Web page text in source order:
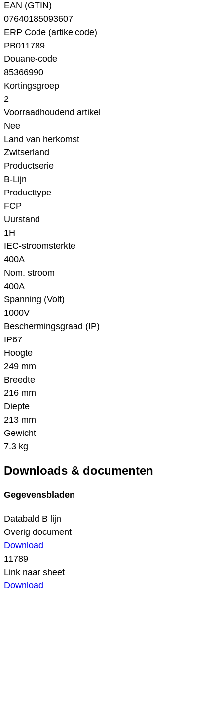
EAN (GTIN)
07640185093607
ERP Code (artikelcode)
PB011789
Douane-code
85366990
Kortingsgroep
2
Voorraadhoudend artikel
Nee
Land van herkomst
Zwitserland
Productserie
B-Lijn
Producttype
FCP
Uurstand
1H
IEC-stroomsterkte
400A
Nom. stroom
400A
Spanning (Volt)
1000V
Beschermingsgraad (IP)
IP67
Hoogte
249 mm
Breedte
216 mm
Diepte
213 mm
Gewicht
7.3 kg
Downloads & documenten
Gegevensbladen
Databald B lijn
Overig document
Download
11789
Link naar sheet
Download